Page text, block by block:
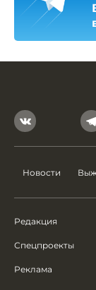
Новости
Редакция
Спецпроекты
Реклама